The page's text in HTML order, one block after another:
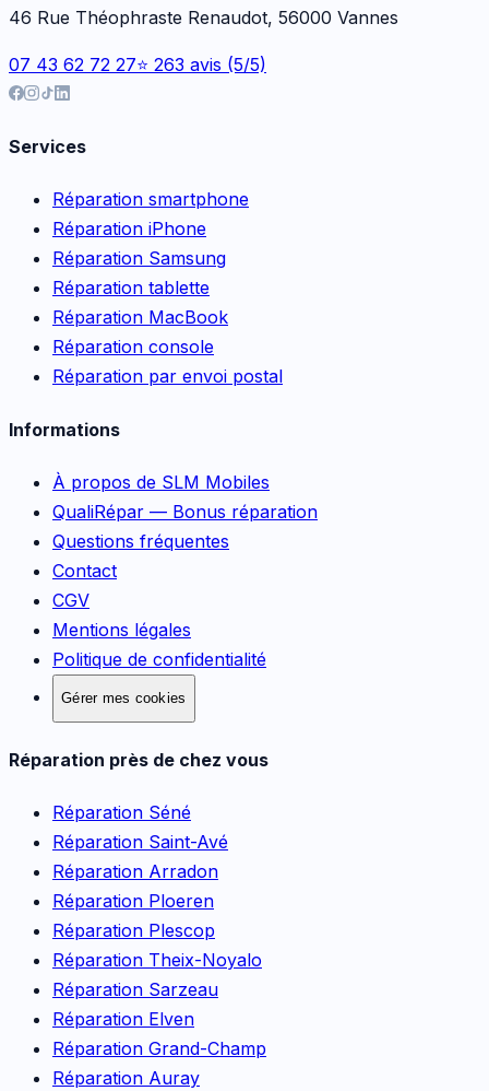
46 Rue Théophraste Renaudot, 56000 Vannes
07 43 62 72 27⭐ 263 avis (5/5)
Services
Réparation smartphone
Réparation iPhone
Réparation Samsung
Réparation tablette
Réparation MacBook
Réparation console
Réparation par envoi postal
Informations
À propos de SLM Mobiles
QualiRépar — Bonus réparation
Questions fréquentes
Contact
CGV
Mentions légales
Politique de confidentialité
Gérer mes cookies
Réparation près de chez vous
Réparation Séné
Réparation Saint-Avé
Réparation Arradon
Réparation Ploeren
Réparation Plescop
Réparation Theix-Noyalo
Réparation Sarzeau
Réparation Elven
Réparation Grand-Champ
Réparation Auray